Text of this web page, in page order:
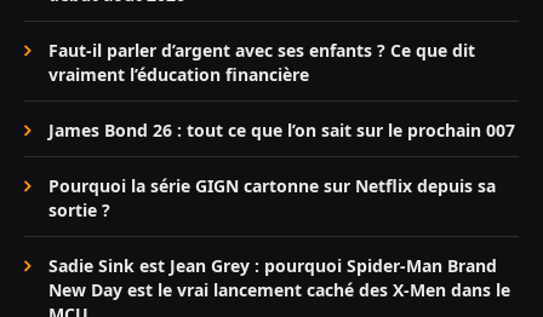
Faut-il parler d’argent avec ses enfants ? Ce que dit
vraiment l’éducation financière
James Bond 26 : tout ce que l’on sait sur le prochain 007
Pourquoi la série GIGN cartonne sur Netflix depuis sa
sortie ?
Sadie Sink est Jean Grey : pourquoi Spider-Man Brand
New Day est le vrai lancement caché des X-Men dans le